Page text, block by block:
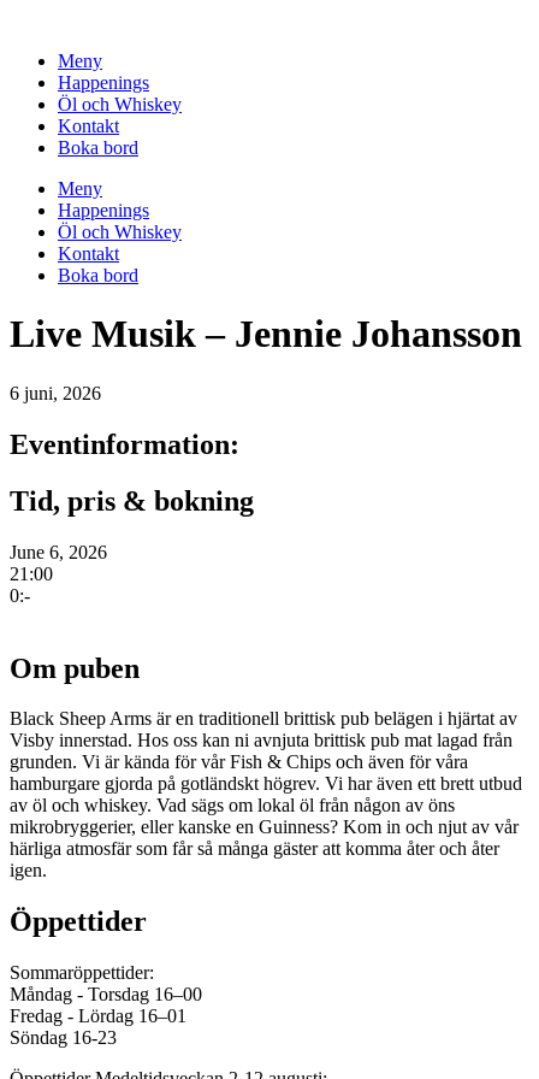
innehållMeny
Happenings
Öl och Whiskey
Kontakt
Boka bord
Meny
Happenings
Öl och Whiskey
Kontakt
Boka bord
Live Musik – Jennie Johansson
6 juni, 2026
Eventinformation:
Tid, pris & bokning
June 6, 2026
21:00
0:-
Om puben
Black Sheep Arms är en traditionell brittisk pub belägen i hjärtat av
Visby innerstad. Hos oss kan ni avnjuta brittisk pub mat lagad från
grunden. Vi är kända för vår Fish & Chips och även för våra
hamburgare gjorda på gotländskt högrev. Vi har även ett brett utbud
av öl och whiskey. Vad sägs om lokal öl från någon av öns
mikrobryggerier, eller kanske en Guinness? Kom in och njut av vår
härliga atmosfär som får så många gäster att komma åter och åter
igen.
Öppettider
Sommaröppettider:
Måndag - Torsdag 16–00
Fredag - Lördag 16–01
Söndag 16-23